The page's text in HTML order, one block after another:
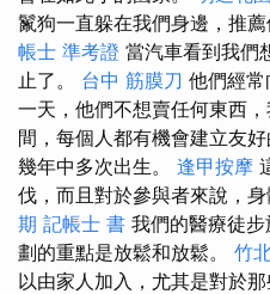
鬣狗一直躲在我們身邊，推薦
帳士 準考證 當汽車看到我們
止了。 台中 筋膜刀 他們經
一天，他們不想賣任何東西
間，每個人都有機會建立友
幾年中多次出生。 逢甲按摩
伐，而且對於參與者來說，
期 記帳士 書 我們的醫療徒
劃的重點是放鬆和放鬆。 竹
以由家人加入，尤其是對於